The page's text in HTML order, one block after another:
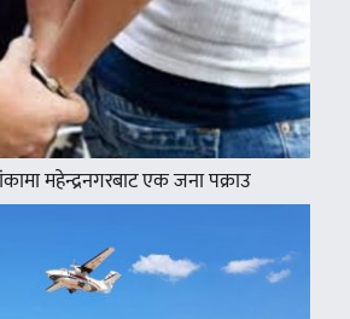
महेन्द्रनगरबाट एक जना पक्राउ